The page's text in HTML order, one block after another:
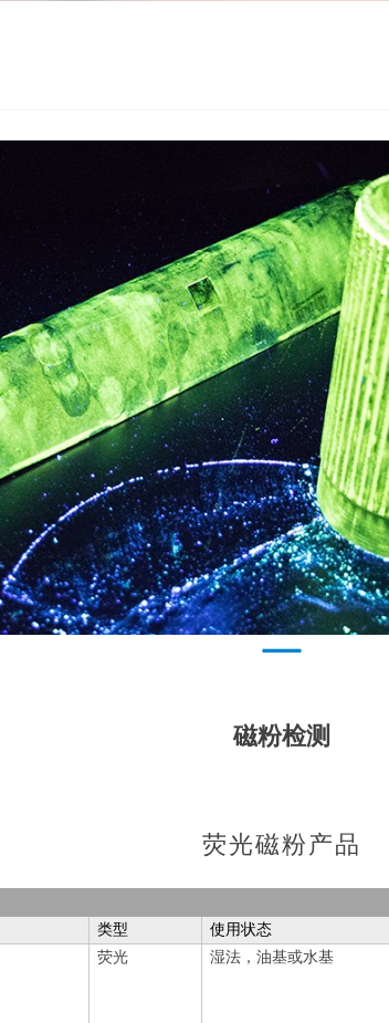
磁粉检测
荧光磁粉产品
类型 使用状态
荧光 湿法，油基或水基